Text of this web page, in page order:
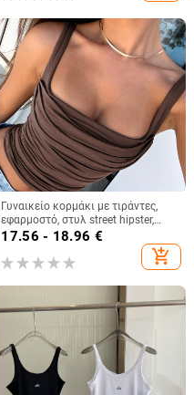
Γυναικείο κορμάκι με τιράντες,
εφαρμοστό, στυλ street hipster,
κοντό μήκος, πολυεστέρας με
17.56 - 18.96 €
add_shopping_cart